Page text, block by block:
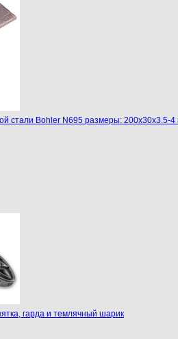
стали Bohler N695 размеры: 200х30х3.5-
гарда и темлячный шарик